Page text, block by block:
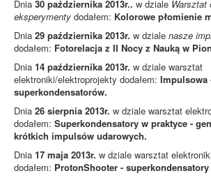
Dnia 30 października 2013r.. w dziale Warsztat
eksperymenty dodałem: Kolorowe płomienie
Dnia 29 października 2013r. w dziale nasze
dodałem: Fotorelacja z II Nocy z Nauką w
Dnia 14 października 2013r. w dziale warsztat
elektroniki/elektroprojekty dodałem: Impulsowa
superkondensatorów.
Dnia 26 sierpnia 2013r. w dziale warsztat
dodałem: Superkondensatory w praktyce -
krótkich impulsów udarowych.
Dnia 17 maja 2013r. w dziale warsztat
dodałem: ProtonShooter -